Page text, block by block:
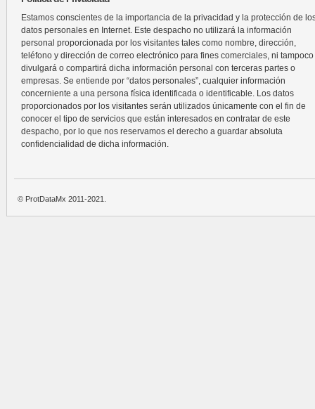
Estamos conscientes de la importancia de la privacidad y la protección de
datos personales en Internet. Este despacho no utilizará la información
personal proporcionada por los visitantes tales como nombre, dirección,
teléfono y dirección de correo electrónico para fines comerciales, ni tampoco
divulgará o compartirá dicha información personal con terceras partes o
empresas. Se entiende por “datos personales”, cualquier información
concerniente a una persona física identificada o identificable. Los datos
proporcionados por los visitantes serán utilizados únicamente con el fin de
conocer el tipo de servicios que están interesados en contratar de este
despacho, por lo que nos reservamos el derecho a guardar absoluta
confidencialidad de dicha información.
© ProtDataMx 2011-2021.